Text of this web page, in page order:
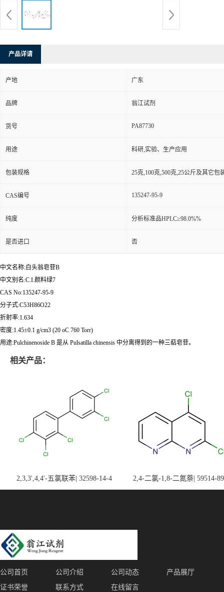
产品详请
产地 广东
品牌 翁江试剂
货号 PA87730
用途 科研,实验、生产应用
包装规格 25克,100克,500克,25公斤及其它包
CAS编号 135247-95-9
纯度 分析标准品HPLC≥98.0%%
是否进口 否
中文名称:白头翁皂苷B
中文别名:C.I.颜料绿7
CAS No:135247-95-9
分子式:C53H86O22
折射率:1.634
密度:1.45±0.1 g/cm3 (20 oC 760 Torr)
用途:Pulchinenoside B 是从 Pulsatilla chinensis 中分离得到的一种三萜皂苷。
相关产品：
2,3,3',4,4'-五氯联苯| 32598-14-4 2,4-二氯-1,8-二氮萘| 59514-
公司首页 公司介绍 公司动态
产品展厅
证书荣誉
联系方式 在线留言